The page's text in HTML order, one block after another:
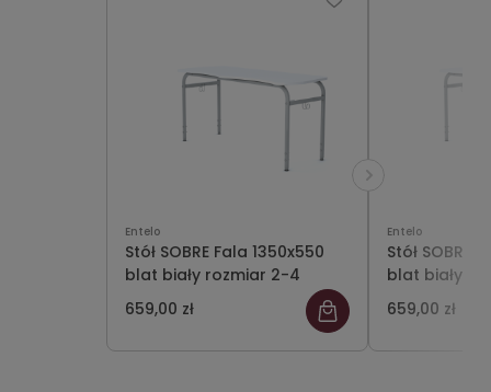
Entelo
Stół SOBRE Fala 1350x550
blat biały rozmiar 2-4
659,00 zł
Entelo
Stół SOBRE
blat biały
659,00 zł